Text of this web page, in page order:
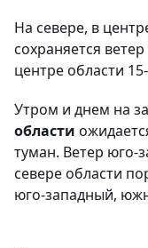
На севере, в
сохраняется
центре области
Утром и днем на
области
туман. Ветер юго-
севере области
юго-западный,